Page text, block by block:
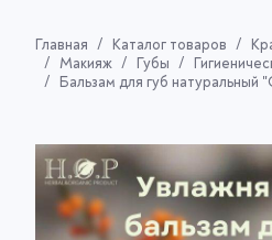
Главная Каталог товаров
Макияж
Губы
Бальзам для губ натуральный